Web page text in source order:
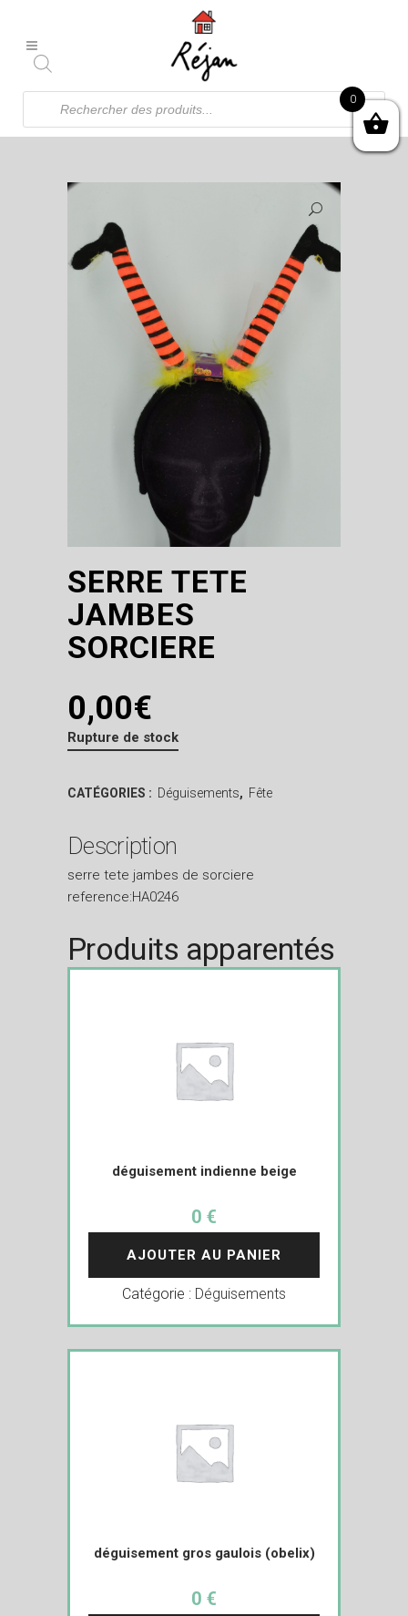
Recherche
produits
SERRE TETE
JAMBES
SORCIERE
0,00€
Rupture de stock
CATÉGORIES : Déguisements, Fête
Description
serre tete jambes de sorciere
reference:HA0246
Produits apparentés
déguisement indienne beige
0 €
AJOUTER AU PANIER
Catégorie : Déguisements
déguisement gros gaulois (obelix)
0 €
0